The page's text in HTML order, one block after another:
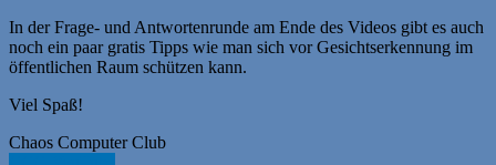
In der Frage- und Antwortenrunde am Ende des Videos gibt es auch
noch ein paar gratis Tipps wie man sich vor Gesichtserkennung im
öffentlichen Raum schützen kann.
Viel Spaß!
Chaos Computer Club